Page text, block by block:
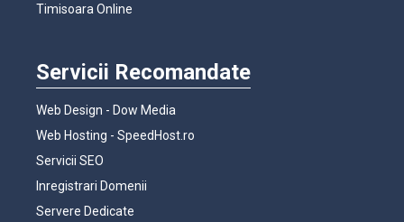
Timisoara Online
Servicii Recomandate
Web Design - Dow Media
Web Hosting - SpeedHost.ro
Servicii SEO
Inregistrari Domenii
Servere Dedicate